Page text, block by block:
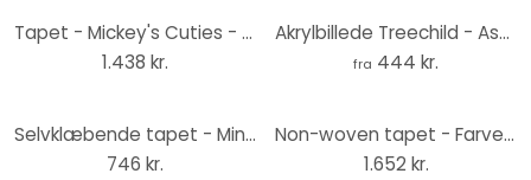
Tapet - Mickey's Cuties - 300 x 250 cm
1.438 kr.
Akrylbillede Treechild - Astronaut Mickey
fra 444 kr.
Selvklæbende tapet - Minnie Terra - 125 x 125 cm
746 kr.
Non-woven tapet - Farverig Mickey - 400 x 250 cm
1.652 kr.